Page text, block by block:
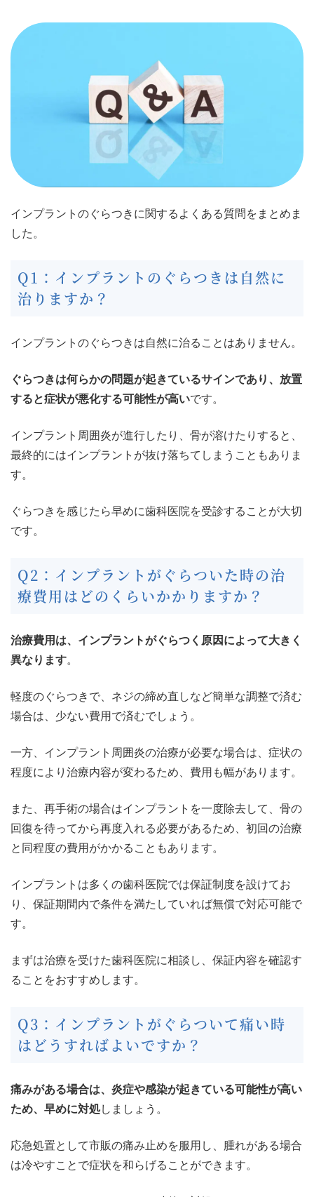
インプラントのぐらつきに関するよくある質問をまとめま
した。
Q1：インプラントのぐらつきは自然に
治りますか？
インプラントのぐらつきは自然に治ることはありません。
ぐらつきは何らかの問題が起きているサインであり、放置
すると症状が悪化する可能性が高いです。
インプラント周囲炎が進行したり、骨が溶けたりすると、
最終的にはインプラントが抜け落ちてしまうこともありま
す。
ぐらつきを感じたら早めに歯科医院を受診することが大切
です。
Q2：インプラントがぐらついた時の治
療費用はどのくらいかかりますか？
治療費用は、インプラントがぐらつく原因によって大きく
異なります。
軽度のぐらつきで、ネジの締め直しなど簡単な調整で済む
場合は、少ない費用で済むでしょう。
一方、インプラント周囲炎の治療が必要な場合は、症状の
程度により治療内容が変わるため、費用も幅があります。
また、再手術の場合はインプラントを一度除去して、骨の
回復を待ってから再度入れる必要があるため、初回の治療
と同程度の費用がかかることもあります。
インプラントは多くの歯科医院では保証制度を設けてお
り、保証期間内で条件を満たしていれば無償で対応可能で
す。
まずは治療を受けた歯科医院に相談し、保証内容を確認す
ることをおすすめします。
Q3：インプラントがぐらついて痛い時
はどうすればよいですか？
痛みがある場合は、炎症や感染が起きている可能性が高い
ため、早めに対処しましょう。
応急処置として市販の痛み止めを服用し、腫れがある場合
は冷やすことで症状を和らげることができます。